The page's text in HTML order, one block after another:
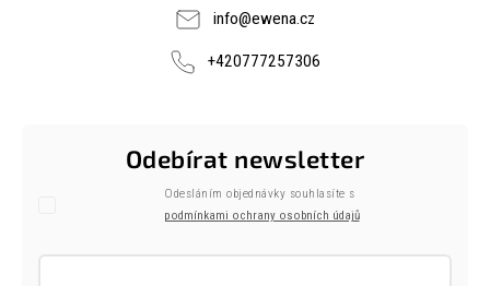
info@ewena.cz
+420777257306
Odebírat newsletter
Odesláním objednávky souhlasíte s
podmínkami ochrany osobních údajů